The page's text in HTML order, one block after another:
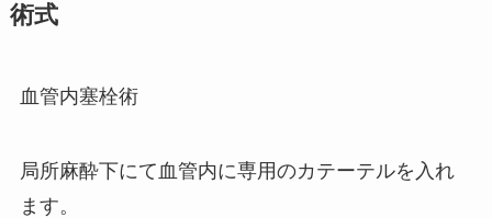
術式
血管内塞栓術
局所麻酔下にて血管内に専用のカテーテルを入れ
ます。